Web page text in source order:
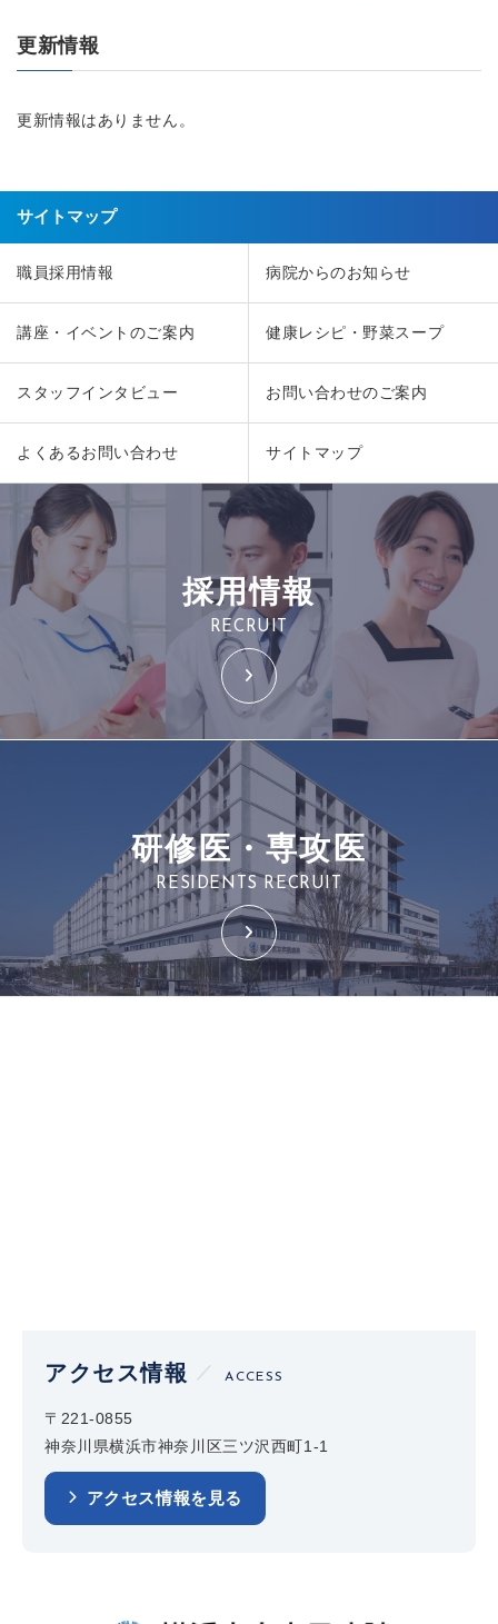
更新情報
更新情報はありません。
サイトマップ
職員採用情報 病院からのお知らせ
講座・イベントのご案内 健康レシピ・野菜スープ
スタッフインタビュー お問い合わせのご案内
よくあるお問い合わせ サイトマップ
採用情報
RECRUIT
研修医・専攻医
RESIDENTS RECRUIT
アクセス情報 ACCESS
〒221-0855
神奈川県横浜市神奈川区三ツ沢西町1-1
アクセス情報を見る